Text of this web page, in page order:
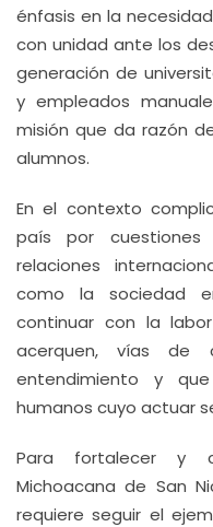
énfasis en la
con unidad ante los
generación de
y empleados
misión que da razón
alumnos.
En el contexto
país por
relaciones
como la sociedad
continuar con la
acerquen, vías de
entendimiento y
humanos cuyo actuar
Para fortalecer y
Michoacana de San
requiere seguir el